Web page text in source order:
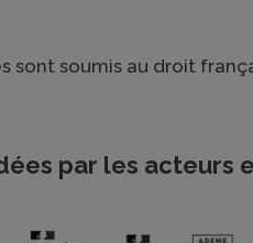
sont soumis au droit
par les